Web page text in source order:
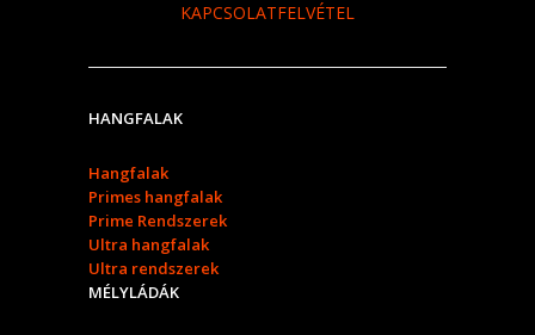
KAPCSOLATFELVÉTEL
HANGFALAK
Hangfalak
Primes hangfalak
Prime Rendszerek
Ultra hangfalak
Ultra rendszerek
MÉLYLÁDÁK